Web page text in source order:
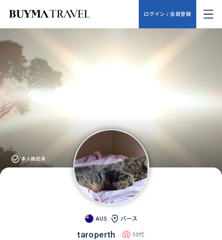
ログイン / 会員登録
本人確認済
AUS パース
taroperth 50代